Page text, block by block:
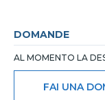
DOMANDE
AL MOMENTO LA
FAI UNA